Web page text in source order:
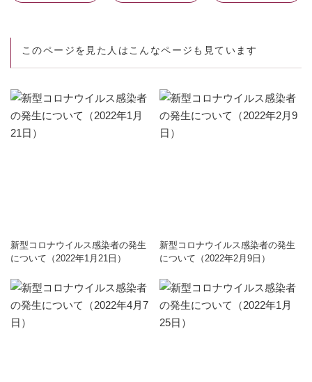
このページを見た人はこんなページも見ています
新型コロナウイルス感染者の発生
について（2022年1月21日）
新型コロナウイルス感染者の発生
について（2022年2月9日）